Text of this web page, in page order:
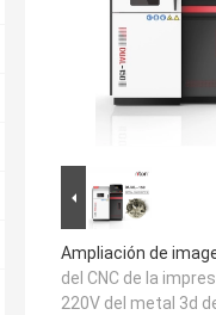
Ampliación de
del CNC de la
220V del metal 3d